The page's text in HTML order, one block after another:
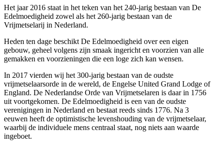
Het jaar 2016 staat in het teken van het 240-jarig bestaan van De
Edelmoedigheid zowel als het 260-jarig bestaan van de
Vrijmetselarij in Nederland.
Heden ten dage beschikt De Edelmoedigheid over een eigen
gebouw, geheel volgens zijn smaak ingericht en voorzien van alle
gemakken en voorzieningen die een loge zich kan wensen.
In 2017 vierden wij het 300-jarig bestaan van de oudste
vrijmetselaarsorde in de wereld, de Engelse United Grand Lodge of
England. De Nederlandse Orde van Vrijmetselaren is daar in 1756
uit voortgekomen. De Edelmoedigheid is een van de oudste
verenigingen in Nederland en bestaat reeds sinds 1776. Na 3
eeuwen heeft de optimistische levenshouding van de vrijmetselaar,
waarbij de individuele mens centraal staat, nog niets aan waarde
ingeboet.